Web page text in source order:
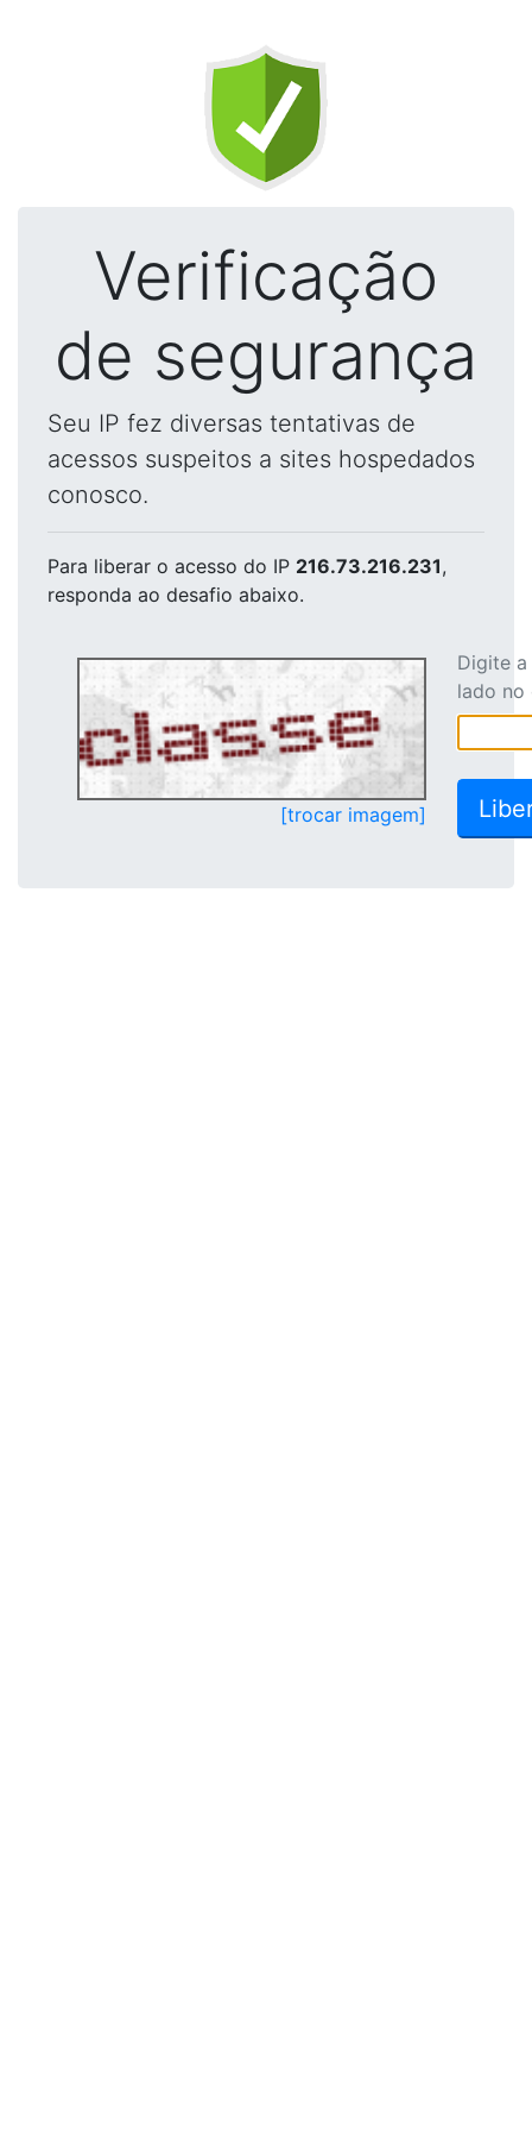
Verificação
de segurança
Seu IP fez diversas tentativas de
acessos suspeitos a sites hospedados
conosco.
Para liberar o acesso do IP 216.73.216.231,
responda ao desafio abaixo.
[trocar imagem]
Digite
lado no